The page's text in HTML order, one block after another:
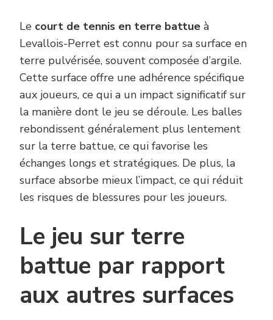
Le court de tennis en terre battue à
Levallois-Perret est connu pour sa surface en
terre pulvérisée, souvent composée d’argile.
Cette surface offre une adhérence spécifique
aux joueurs, ce qui a un impact significatif sur
la manière dont le jeu se déroule. Les balles
rebondissent généralement plus lentement
sur la terre battue, ce qui favorise les
échanges longs et stratégiques. De plus, la
surface absorbe mieux l’impact, ce qui réduit
les risques de blessures pour les joueurs.
Le jeu sur terre
battue par rapport
aux autres surfaces